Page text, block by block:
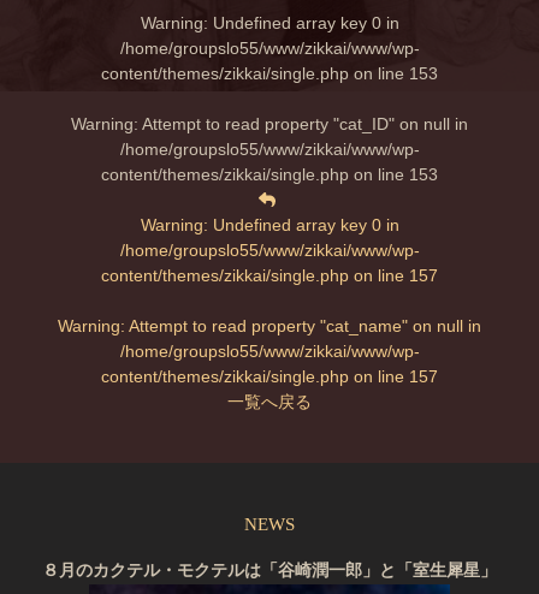
Warning: Undefined array key 0 in
/home/groupslo55/www/zikkai/www/wp-
content/themes/zikkai/single.php on line 153
Warning: Attempt to read property "cat_ID" on null in
/home/groupslo55/www/zikkai/www/wp-
content/themes/zikkai/single.php on line 153
Warning: Undefined array key 0 in
/home/groupslo55/www/zikkai/www/wp-
content/themes/zikkai/single.php on line 157
Warning: Attempt to read property "cat_name" on null in
/home/groupslo55/www/zikkai/www/wp-
content/themes/zikkai/single.php on line 157
一覧へ戻る
NEWS
８月のカクテル・モクテルは「谷崎潤一郎」と「室生犀星」